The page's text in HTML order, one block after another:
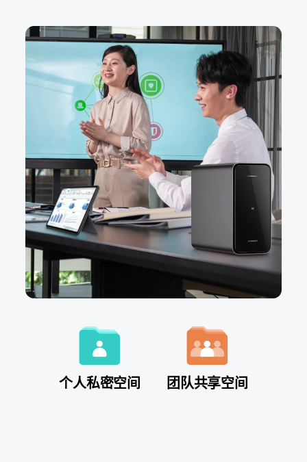
个人私密空间 团队共享空间